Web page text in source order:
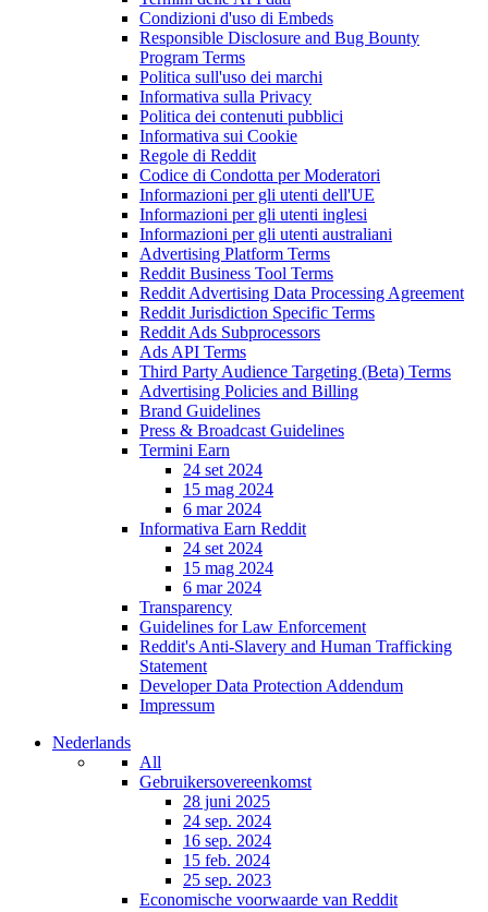
Condizioni d'uso di Embeds
Responsible Disclosure and Bug Bounty
Program Terms
Politica sull'uso dei marchi
Informativa sulla Privacy
Politica dei contenuti pubblici
Informativa sui Cookie
Regole di Reddit
Codice di Condotta per Moderatori
Informazioni per gli utenti dell'UE
Informazioni per gli utenti inglesi
Informazioni per gli utenti australiani
Advertising Platform Terms
Reddit Business Tool Terms
Reddit Advertising Data Processing Agreement
Reddit Jurisdiction Specific Terms
Reddit Ads Subprocessors
Ads API Terms
Third Party Audience Targeting (Beta) Terms
Advertising Policies and Billing
Brand Guidelines
Press & Broadcast Guidelines
Termini Earn
24 set 2024
15 mag 2024
6 mar 2024
Informativa Earn Reddit
24 set 2024
15 mag 2024
6 mar 2024
Transparency
Guidelines for Law Enforcement
Reddit's Anti-Slavery and Human Trafficking
Statement
Developer Data Protection Addendum
Impressum
Nederlands
All
Gebruikersovereenkomst
28 juni 2025
24 sep. 2024
16 sep. 2024
15 feb. 2024
25 sep. 2023
Economische voorwaarde van Reddit